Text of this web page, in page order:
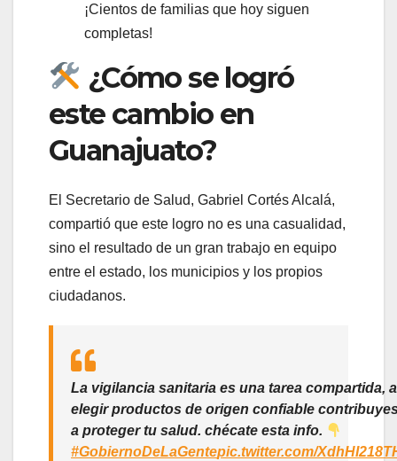
¡Cientos de familias que hoy siguen
completas!
¿Cómo se logró
este cambio en
Guanajuato?
El Secretario de Salud, Gabriel Cortés Alcalá,
compartió que este logro no es una casualidad,
sino el resultado de un gran trabajo en equipo
entre el estado, los municipios y los propios
ciudadanos.
La vigilancia sanitaria es una tarea compartida,
elegir productos de origen confiable
a proteger tu salud. chécate esta info.
#GobiernoDeLaGentepic.twitter.com/